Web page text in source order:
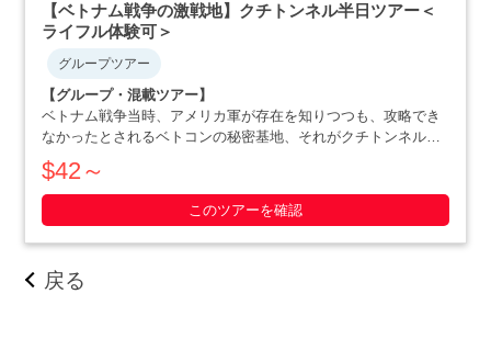
【ベトナム戦争の激戦地】クチトンネル半日ツアー＜
ライフル体験可＞
グループツアー
【グループ・混載ツアー】
ベトナム戦争当時、アメリカ軍が存在を知りつつも、攻略でき
なかったとされるベトコンの秘密基地、それがクチトンネルで
す。小柄な体格を活かした戦略で、アメリカ軍を撃退にまで追
いやったベトナム人の作戦の数々や彼らの暮らしぶりを追体験
できます。ホーチミン滞在最終日や、午後か・・・・・
$42～
このツアーを確認
戻る